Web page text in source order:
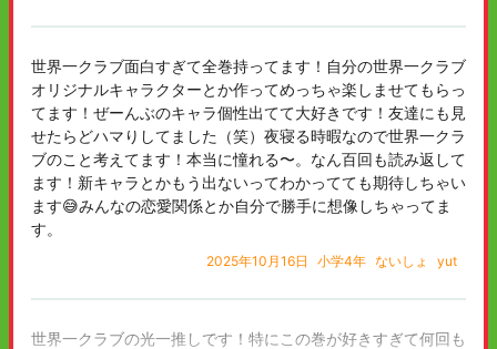
世界一クラブ面白すぎて全巻持ってます！自分の世界一クラブ
オリジナルキャラクターとか作ってめっちゃ楽しませてもらっ
てます！ぜーんぶのキャラ個性出てて大好きです！友達にも見
せたらどハマりしてました（笑）夜寝る時暇なので世界一クラ
ブのこと考えてます！本当に憧れる〜。なん百回も読み返して
ます！新キャラとかもう出ないってわかってても期待しちゃい
ます😅みんなの恋愛関係とか自分で勝手に想像しちゃってま
す。
2025年10月16日 小学4年 ないしょ yut
世界一クラブの光一推しです！特にこの巻が好きすぎて何回も